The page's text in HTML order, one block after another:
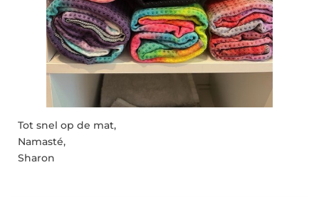
Tot snel op de mat,
Namasté,
Sharon